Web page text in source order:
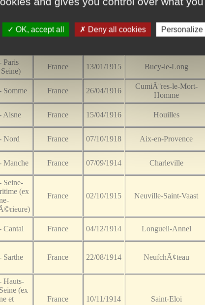
Paris
France 13/01/1915 Bucy-le-Long
Somme France 26/04/1916
CumiÃ¨res-le-Mort-
Homme
Aisne France 15/04/1916 Houilles
Nord France 07/10/1918 Aix-en-Provence
Manche France 07/09/1914 Charleville
Seine-
(ex
France 02/10/1915 Neuville-Saint-Vaast
Cantal France 04/12/1914 Longueil-Annel
Sarthe France 22/08/1914 NeufchÃ¢teau
Hauts-
(ex
et
France 10/11/1914 Saint-Eloi
OK, accept all Deny all cookies Personalize